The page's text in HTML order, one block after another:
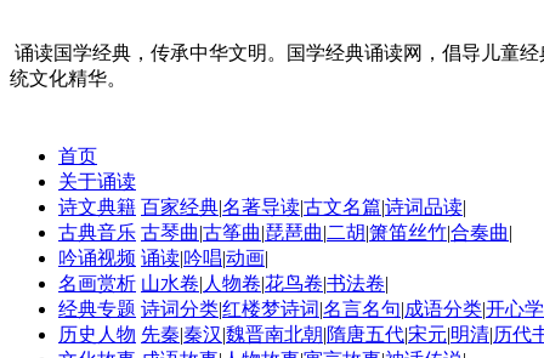
诵读国学经典，传承中华文明。国学经典诵读网，倡导儿童
统文化精华。
首页
关于诵读
诗文典籍 百家经典|名著导读|古文名篇|诗词品读|
古典音乐 古琴曲|古筝曲|琵琶曲|二胡|箫笛丝竹|合奏曲|
吟诵视频 诵读|吟唱|动画|
名画赏析 山水卷| 人物卷|花鸟卷|书法卷|
经典专题 诗词分类|红楼梦诗词|名言名句|成语分类|开心
历史人物 先秦|秦汉|魏晋南北朝|隋唐五代|宋元|明清|历代